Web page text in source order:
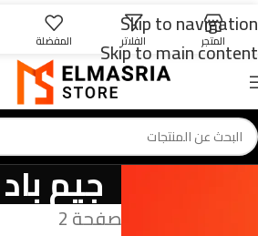
Skip to navigation
Skip to main content
جيم باد
الصفحة 2
المتجر الفلاتر المفضلة